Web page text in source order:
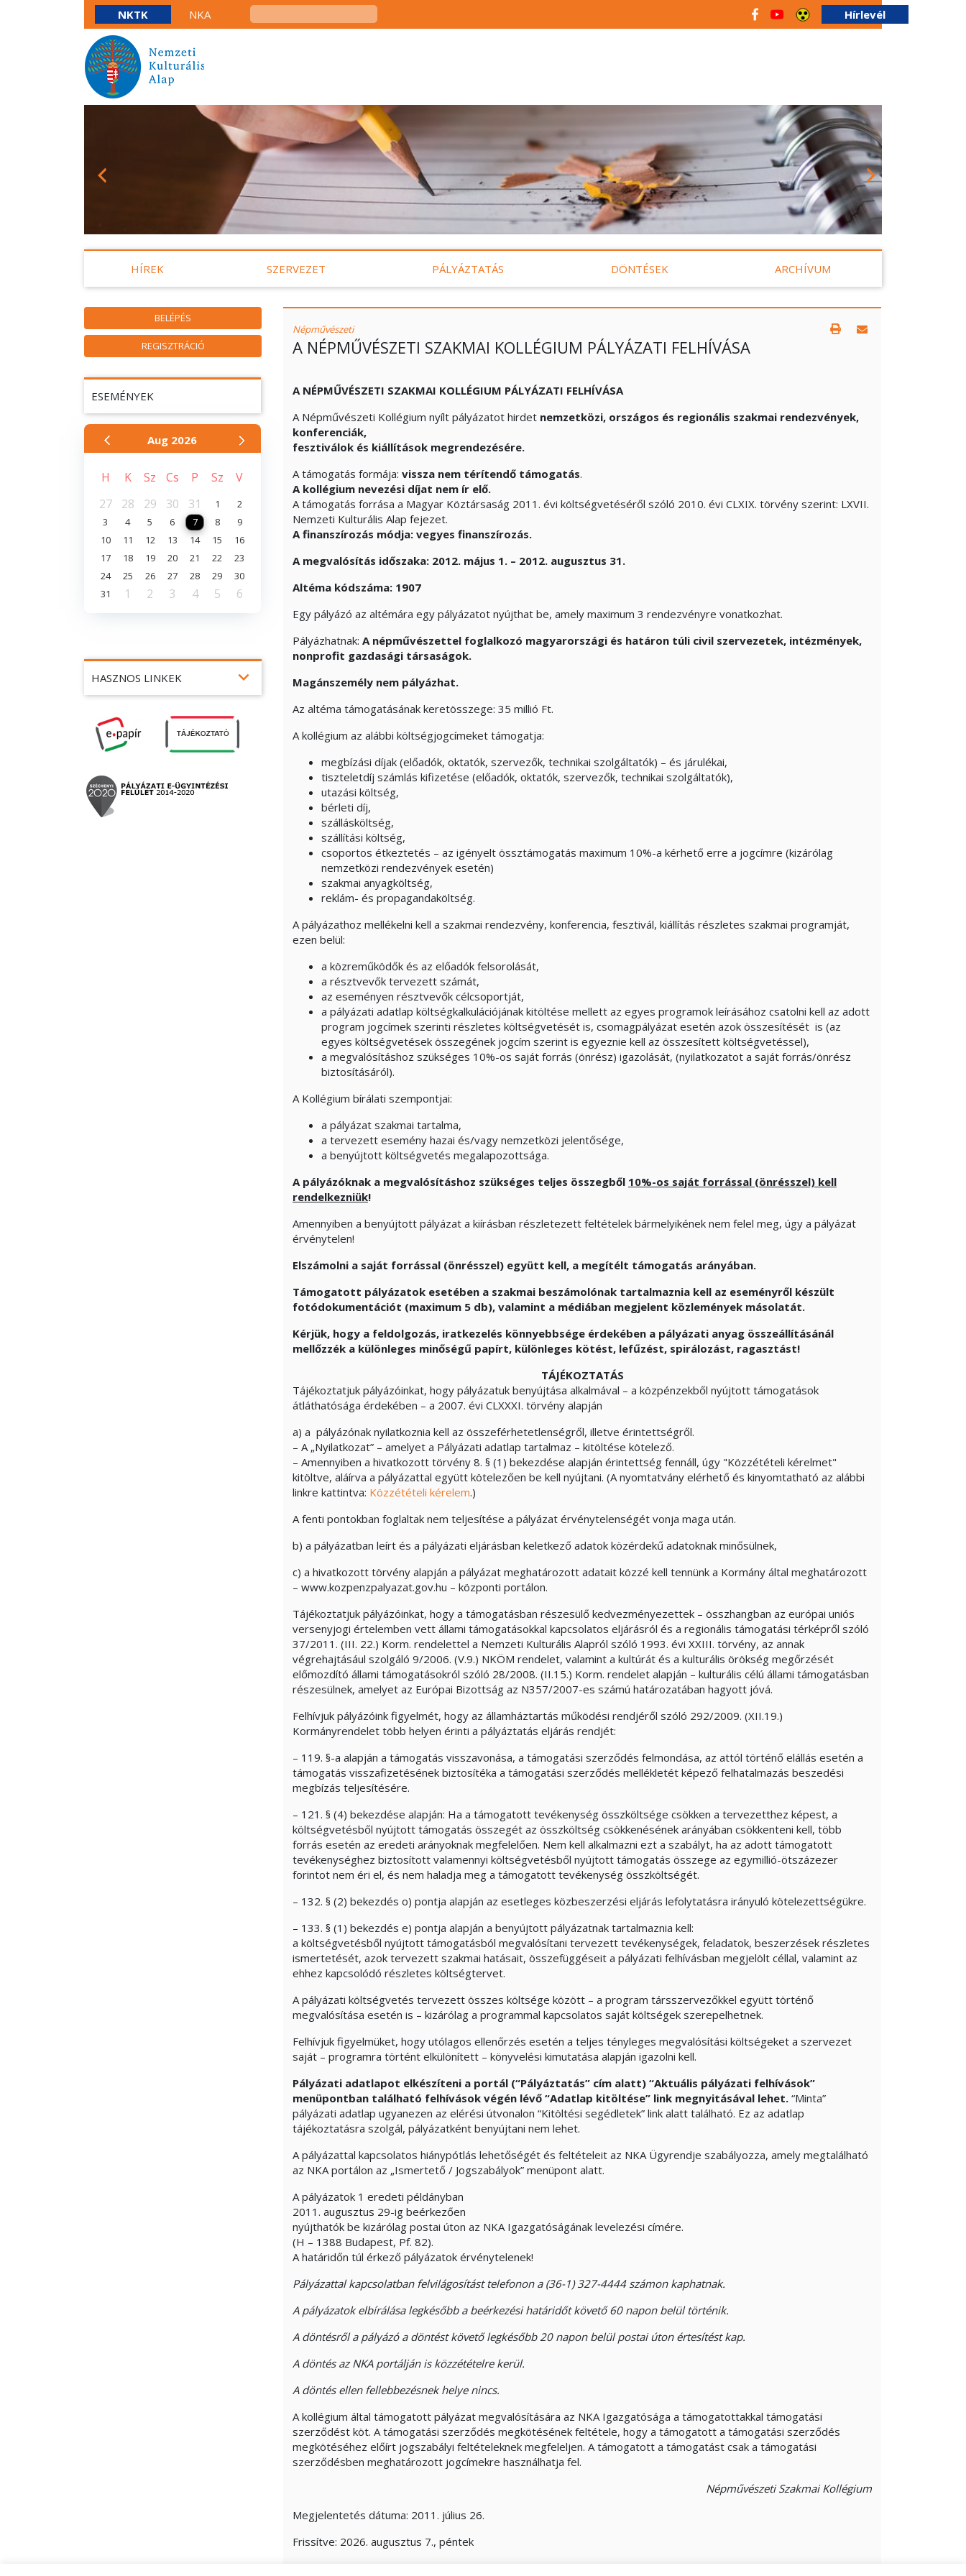
NKTK NKA Hírlevél
HÍREK SZERVEZET PÁLYÁZTATÁS DÖNTÉSEK ARCHÍVUM
BELÉPÉS
REGISZTRÁCIÓ
HASZNOS LINKEK expand_more
ESEMÉNYEK
Aug 2026
H K Sz Cs P Sz
V
27
28 29 30 31 1
2
3
4 5 6 7 8
9
10
11 12 13 14 15
16
17
18 19 20 21 22
23
24
25 26 27 28 29
30
31
1 2 3 4 5 6
Népművészeti
A NÉPMŰVÉSZETI SZAKMAI KOLLÉGIUM PÁLYÁZATI FELHÍVÁSA
A NÉPMŰVÉSZETI SZAKMAI KOLLÉGIUM PÁLYÁZATI FELHÍVÁSA
A Népművészeti Kollégium nyílt pályázatot hirdet nemzetközi, országos és regionális szakmai rendezvények,
konferenciák,
fesztiválok és kiállítások megrendezésére.
A támogatás formája: vissza nem térítendő támogatás.
A kollégium nevezési díjat nem ír elő.
A támogatás forrása a Magyar Köztársaság 2011. évi költségvetéséről szóló 2010. évi CLXIX. törvény szerint: LXVII.
Nemzeti Kulturális Alap fejezet.
A finanszírozás módja: vegyes finanszírozás.
A megvalósítás időszaka: 2012. május 1. – 2012. augusztus 31.
Altéma kódszáma: 1907
Egy pályázó az altémára egy pályázatot nyújthat be, amely maximum 3 rendezvényre vonatkozhat.
Pályázhatnak: A népművészettel foglalkozó magyarországi és határon túli civil szervezetek, intézmények,
nonprofit gazdasági társaságok.
Magánszemély nem pályázhat.
Az altéma támogatásának keretösszege: 35 millió Ft.
A kollégium az alábbi költségjogcímeket támogatja:
megbízási díjak (előadók, oktatók, szervezők, technikai szolgáltatók) – és járulékai,
tiszteletdíj számlás kifizetése (előadók, oktatók, szervezők, technikai szolgáltatók),
utazási költség,
bérleti díj,
szállásköltség,
szállítási költség,
csoportos étkeztetés – az igényelt össztámogatás maximum 10%-a kérhető erre a jogcímre (kizárólag
nemzetközi rendezvények esetén)
szakmai anyagköltség,
reklám- és propagandaköltség.
A pályázathoz mellékelni kell a szakmai rendezvény, konferencia, fesztivál, kiállítás részletes szakmai programját,
ezen belül:
a közreműködők és az előadók felsorolását,
a résztvevők tervezett számát,
az eseményen résztvevők célcsoportját,
a pályázati adatlap költségkalkulációjának kitöltése mellett az egyes programok leírásához csatolni kell az adott
program jogcímek szerinti részletes költségvetését is, csomagpályázat esetén azok összesítését is (az
egyes költségvetések összegének jogcím szerint is egyeznie kell az összesített költségvetéssel),
a megvalósításhoz szükséges 10%-os saját forrás (önrész) igazolását, (nyilatkozatot a saját forrás/önrész
biztosításáról).
A Kollégium bírálati szempontjai:
a pályázat szakmai tartalma,
a tervezett esemény hazai és/vagy nemzetközi jelentősége,
a benyújtott költségvetés megalapozottsága.
A pályázóknak a megvalósításhoz szükséges teljes összegből 10%-os saját forrással (önrésszel) kell
rendelkezniük!
Amennyiben a benyújtott pályázat a kiírásban részletezett feltételek bármelyikének nem felel meg, úgy a pályázat
érvénytelen!
Elszámolni a saját forrással (önrésszel) együtt kell, a megítélt támogatás arányában.
Támogatott pályázatok esetében a szakmai beszámolónak tartalmaznia kell az eseményről készült
fotódokumentációt (maximum 5 db), valamint a médiában megjelent közlemények másolatát.
Kérjük, hogy a feldolgozás, iratkezelés könnyebbsége érdekében a pályázati anyag összeállításánál
mellőzzék a különleges minőségű papírt, különleges kötést, lefűzést, spirálozást, ragasztást!
TÁJÉKOZTATÁS
Tájékoztatjuk pályázóinkat, hogy pályázatuk benyújtása alkalmával – a közpénzekből nyújtott támogatások
átláthatósága érdekében – a 2007. évi CLXXXI. törvény alapján
a) a pályázónak nyilatkoznia kell az összeférhetetlenségről, illetve érintettségről.
– A „Nyilatkozat” – amelyet a Pályázati adatlap tartalmaz – kitöltése kötelező.
– Amennyiben a hivatkozott törvény 8. § (1) bekezdése alapján érintettség fennáll, úgy "Közzétételi kérelmet"
kitöltve, aláírva a pályázattal együtt kötelezően be kell nyújtani. (A nyomtatvány elérhető és kinyomtatható az alábbi
linkre kattintva: Közzétételi kérelem.)
A fenti pontokban foglaltak nem teljesítése a pályázat érvénytelenségét vonja maga után.
b) a pályázatban leírt és a pályázati eljárásban keletkező adatok közérdekű adatoknak minősülnek,
c) a hivatkozott törvény alapján a pályázat meghatározott adatait közzé kell tennünk a Kormány által meghatározott
– www.kozpenzpalyazat.gov.hu – központi portálon.
Tájékoztatjuk pályázóinkat, hogy a támogatásban részesülő kedvezményezettek – összhangban az európai uniós
versenyjogi értelemben vett állami támogatásokkal kapcsolatos eljárásról és a regionális támogatási térképről szóló
37/2011. (III. 22.) Korm. rendelettel a Nemzeti Kulturális Alapról szóló 1993. évi XXIII. törvény, az annak
végrehajtásául szolgáló 9/2006. (V.9.) NKÖM rendelet, valamint a kultúrát és a kulturális örökség megőrzését
előmozdító állami támogatásokról szóló 28/2008. (II.15.) Korm. rendelet alapján – kulturális célú állami támogatásban
részesülnek, amelyet az Európai Bizottság az N357/2007-es számú határozatában hagyott jóvá.
Felhívjuk pályázóink figyelmét, hogy az államháztartás működési rendjéről szóló 292/2009. (XII.19.)
Kormányrendelet több helyen érinti a pályáztatás eljárás rendjét:
– 119. §-a alapján a támogatás visszavonása, a támogatási szerződés felmondása, az attól történő elállás esetén a
támogatás visszafizetésének biztosítéka a támogatási szerződés mellékletét képező felhatalmazás beszedési
megbízás teljesítésére.
– 121. § (4) bekezdése alapján: Ha a támogatott tevékenység összköltsége csökken a tervezetthez képest, a
költségvetésből nyújtott támogatás összegét az összköltség csökkenésének arányában csökkenteni kell, több
forrás esetén az eredeti arányoknak megfelelően. Nem kell alkalmazni ezt a szabályt, ha az adott támogatott
tevékenységhez biztosított valamennyi költségvetésből nyújtott támogatás összege az egymillió-ötszázezer
forintot nem éri el, és nem haladja meg a támogatott tevékenység összköltségét.
– 132. § (2) bekezdés o) pontja alapján az esetleges közbeszerzési eljárás lefolytatásra irányuló kötelezettségükre.
– 133. § (1) bekezdés e) pontja alapján a benyújtott pályázatnak tartalmaznia kell:
a költségvetésből nyújtott támogatásból megvalósítani tervezett tevékenységek, feladatok, beszerzések részletes
ismertetését, azok tervezett szakmai hatásait, összefüggéseit a pályázati felhívásban megjelölt céllal, valamint az
ehhez kapcsolódó részletes költségtervet.
A pályázati költségvetés tervezett összes költsége között – a program társszervezőkkel együtt történő
megvalósítása esetén is – kizárólag a programmal kapcsolatos saját költségek szerepelhetnek.
Felhívjuk figyelmüket, hogy utólagos ellenőrzés esetén a teljes tényleges megvalósítási költségeket a szervezet
saját – programra történt elkülönített – könyvelési kimutatása alapján igazolni kell.
Pályázati adatlapot elkészíteni a portál (“Pályáztatás” cím alatt) “Aktuális pályázati felhívások”
menüpontban található felhívások végén lévő “Adatlap kitöltése” link megnyitásával lehet. “Minta”
pályázati adatlap ugyanezen az elérési útvonalon “Kitöltési segédletek” link alatt található. Ez az adatlap
tájékoztatásra szolgál, pályázatként benyújtani nem lehet.
A pályázattal kapcsolatos hiánypótlás lehetőségét és feltételeit az NKA Ügyrendje szabályozza, amely megtalálható
az NKA portálon az „Ismertető / Jogszabályok” menüpont alatt.
A pályázatok 1 eredeti példányban
2011. augusztus 29-ig beérkezően
nyújthatók be kizárólag postai úton az NKA Igazgatóságának levelezési címére.
(H – 1388 Budapest, Pf. 82).
A határidőn túl érkező pályázatok érvénytelenek!
Pályázattal kapcsolatban felvilágosítást telefonon a (36-1) 327-4444 számon kaphatnak.
A pályázatok elbírálása legkésőbb a beérkezési határidőt követő 60 napon belül történik.
A döntésről a pályázó a döntést követő legkésőbb 20 napon belül postai úton értesítést kap.
A döntés az NKA portálján is közzétételre kerül.
A döntés ellen fellebbezésnek helye nincs.
A kollégium által támogatott pályázat megvalósítására az NKA Igazgatósága a támogatottakkal támogatási
szerződést köt. A támogatási szerződés megkötésének feltétele, hogy a támogatott a támogatási szerződés
megkötéséhez előírt jogszabályi feltételeknek megfeleljen. A támogatott a támogatást csak a támogatási
szerződésben meghatározott jogcímekre használhatja fel.
Népművészeti Szakmai Kollégium
Megjelentetés dátuma: 2011. július 26.
Frissítve: 2026. augusztus 7., péntek